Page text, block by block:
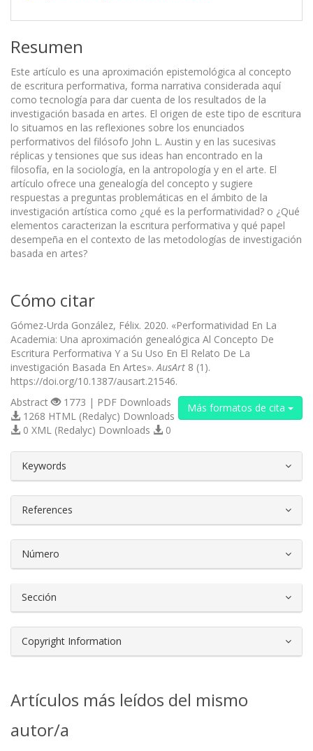
Resumen
Este artículo es una aproximación epistemológica al concepto
de escritura performativa, forma narrativa considerada aquí
como tecnología para dar cuenta de los resultados de la
investigación basada en artes. El origen de este tipo de escritura
lo situamos en las reflexiones sobre los enunciados
performativos del filósofo John L. Austin y en las sucesivas
réplicas y tensiones que sus ideas han encontrado en la
filosofía, en la sociología, en la antropología y en el arte. El
artículo ofrece una genealogía del concepto y sugiere
respuestas a preguntas problemáticas en el ámbito de la
investigación artística como ¿qué es la performatividad? o ¿Qué
elementos caracterizan la escritura performativa y qué papel
desempeña en el contexto de las metodologías de investigación
basada en artes?
Cómo citar
Gómez-Urda González, Félix. 2020. «Performatividad En La
Academia: Una aproximación genealógica Al Concepto De
Escritura Performativa Y a Su Uso En El Relato De La
investigación Basada En Artes».AusArt 8 (1).
https://doi.org/10.1387/ausart.21546.
Más formatos de cita
Abstract
1773 | PDF Downloads
1268 HTML (Redalyc) Downloads
0 XML (Redalyc) Downloads
0
Keywords
References
Número
Sección
Copyright Information
Artículos más leídos del mismo
autor/a